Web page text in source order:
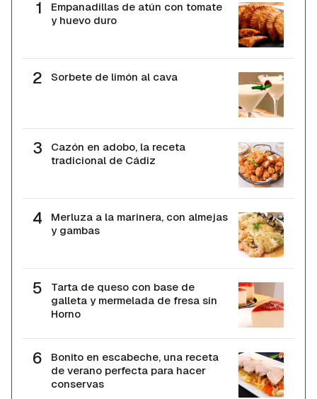
Empanadillas de atún con tomate
y huevo duro
Sorbete de limón al cava
Cazón en adobo, la receta
tradicional de Cádiz
Merluza a la marinera, con almejas
y gambas
Tarta de queso con base de
galleta y mermelada de fresa sin
Horno
Bonito en escabeche, una receta
de verano perfecta para hacer
conservas